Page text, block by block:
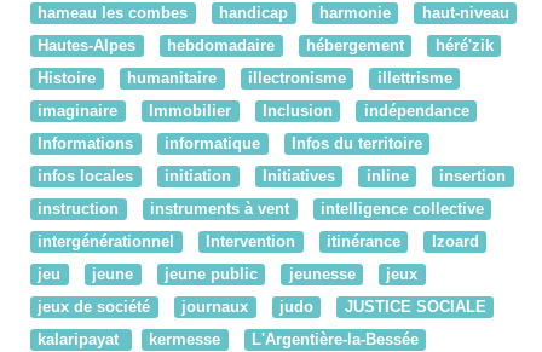
hameau les combes
handicap harmonie
haut-niveau
Hautes-Alpes
hebdomadaire hébergement
héré'zik
Histoire
humanitaire illectronisme
illettrisme
imaginaire
Immobilier Inclusion
indépendance
Informations
informatique
Infos du territoire
infos locales
initiation Initiatives inline
insertion
instruction
instruments à vent
intelligence collective
intergénérationnel
Intervention itinérance
Izoard
jeu
jeune jeune public jeunesse
jeux
jeux de société
journaux judo
JUSTICE SOCIALE
kalaripayat
kermesse
L'Argentière-la-Bessée